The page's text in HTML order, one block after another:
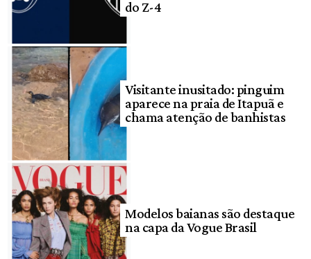
do Z-4
Visitante inusitado: pinguim
aparece na praia de Itapuã e
chama atenção de banhistas
Modelos baianas são destaque
na capa da Vogue Brasil